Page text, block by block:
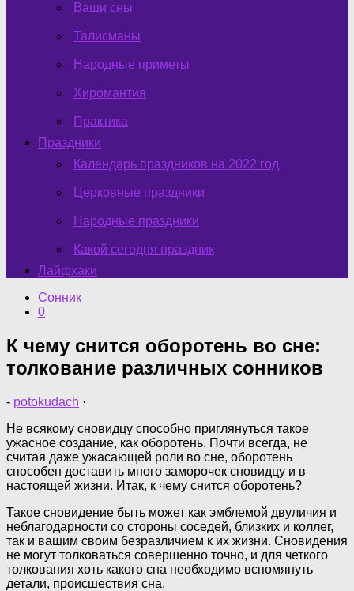
Ваши сны
Талисманы
Народные приметы
Хиромантия
Практика
Праздники
Календарь праздников на 2022 год
Церковные праздники
Народные праздники
Какой сегодня праздник
Лайфхаки
Сонник
0
К чему снится оборотень во сне:
толкование различных сонников
- potokudach ·
Не всякому сновидцу способно приглянуться такое
ужасное создание, как оборотень. Почти всегда, не
считая даже ужасающей роли во сне, оборотень
способен доставить много заморочек сновидцу и в
настоящей жизни. Итак, к чему снится оборотень?
Такое сновидение быть может как эмблемой двуличия и
неблагодарности со стороны соседей, близких и коллег,
так и вашим своим безразличием к их жизни. Сновидения
не могут толковаться совершенно точно, и для четкого
толкования хоть какого сна необходимо вспомянуть
детали, происшествия сна.